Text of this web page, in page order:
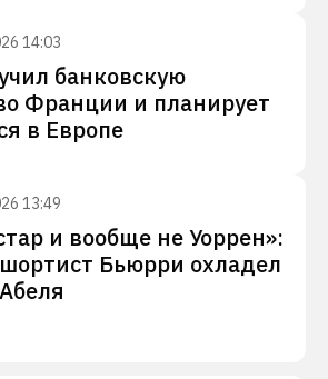
14:03
банковскую
Франции и планирует
в Европе
13:49
и вообще не Уоррен»:
Бьюрри охладел